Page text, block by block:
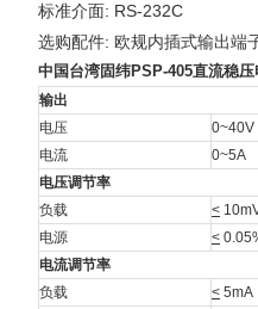
标准介面: RS-232C
选购配件: 欧规内插式输出端
中国台湾固纬PSP-405直流稳
输出
电压
0~40V
电流
0~5A
电压调节率
负载
<
电源
<
电流调节率
负载
< 5mA